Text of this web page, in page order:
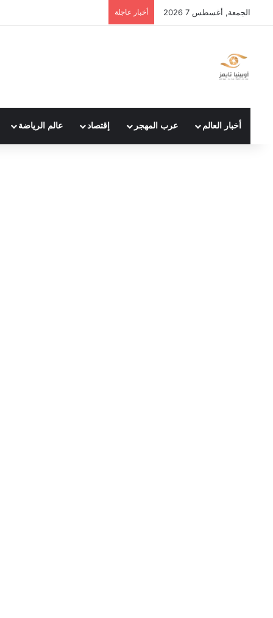
الجمعة, أغسطس 7 2026 أخبار عاجلة
أخبار العالم عرب المهجر إقتصاد عالم الرياضة